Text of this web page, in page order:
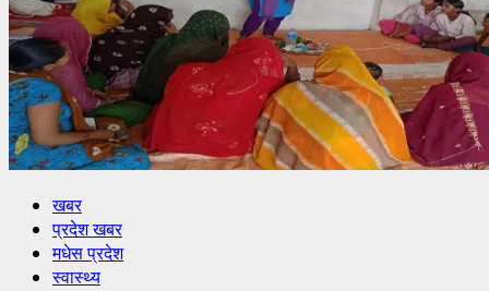
खबर
प्रदेश खबर
मधेस प्रदेश
स्वास्थ्य